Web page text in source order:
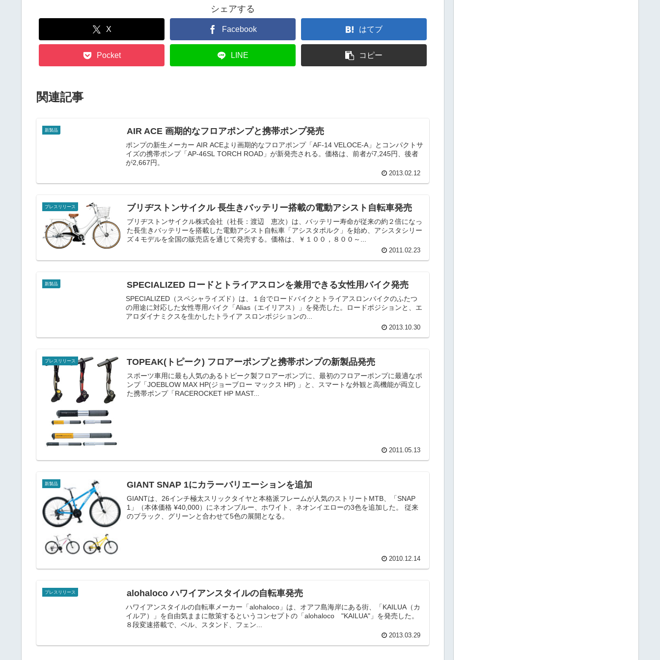
シェアする
X Facebook はてブ
Pocket LINE コピー
関連記事
新製品 AIR ACE 画期的なフロアポンプと携帯ポンプ発売
ポンプの新生メーカー AIR ACEより画期的なフロアポンプ「AF-14 VELOCE-A」とコンパクトサ
イズの携帯ポンプ「AP-46SL TORCH ROAD」が新発売される。価格は、前者が7,245円、後者
が2,667円。
2013.02.12
プレスリリース ブリヂストンサイクル 長生きバッテリー搭載の電動アシスト自転車発売
ブリヂストンサイクル株式会社（社長：渡辺 恵次）は、バッテリー寿命が従来の約２倍になっ
た長生きバッテリーを搭載した電動アシスト自転車「アシスタポルク」を始め、アシスタシリー
ズ４モデルを全国の販売店を通じて発売する。価格は、￥１００，８００～...
2011.02.23
新製品 SPECIALIZED ロードとトライアスロンを兼用できる女性用バイク発売
SPECIALIZED（スペシャライズド）は、１台でロードバイクとトライアスロンバイクのふたつ
の用途に対応した女性専用バイク「Alias（エイリアス）」を発売した。ロードポジションと、エ
アロダイナミクスを生かしたトライア スロンポジションの...
2013.10.30
プレスリリース TOPEAK(トピーク) フロアーポンプと携帯ポンプの新製品発売
スポーツ車用に最も人気のあるトピーク製フロアーポンプに、最初のフロアーポンプに最適なポ
ンプ「JOEBLOW MAX HP(ジョーブロー マックス HP) 」と、スマートな外観と高機能が両立し
た携帯ポンプ「RACEROCKET HP MAST...
2011.05.13
新製品 GIANT SNAP 1にカラーバリエーションを追加
GIANTは、26インチ極太スリックタイヤと本格派フレームが人気のストリートMTB、「SNAP
1」（本体価格 ¥40,000）にネオンブルー、ホワイト、ネオンイエローの3色を追加した。 従来
のブラック、グリーンと合わせて5色の展開となる。
2010.12.14
プレスリリース alohaloco ハワイアンスタイルの自転車発売
ハワイアンスタイルの自転車メーカー「alohaloco」は、オアフ島海岸にある街、「KAILUA（カ
イルア）」を自由気ままに散策するというコンセプトの「alohaloco "KAILUA"」を発売した。
８段変速搭載で、ベル、スタンド、フェン...
2013.03.29